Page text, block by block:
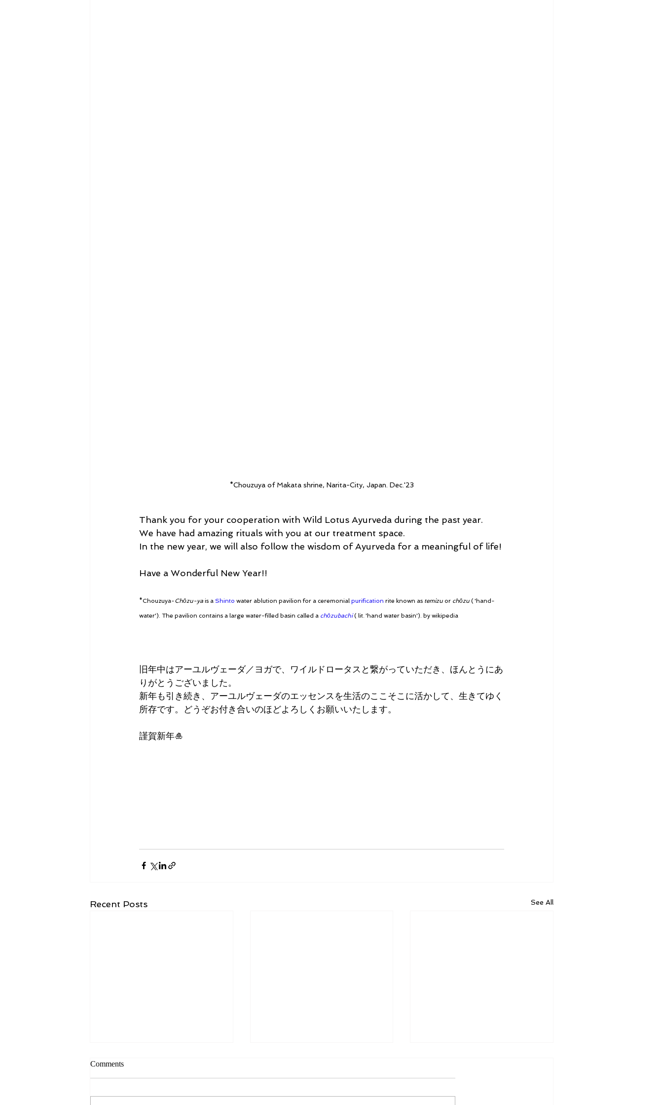
*Chouzuya of Makata shrine, Narita-City, Japan. Dec.'23
Thank you for your cooperation with Wild Lotus Ayurveda during the past year.
We have had amazing rituals with you at our treatment space.
In the new year, we will also follow the wisdom of Ayurveda for a meaningful of life!
Have a Wonderful New Year!!
*Chouzuya-Chōzu-ya is a Shinto water ablution pavilion for a ceremonial purification rite known as temizu or chōzu ( 'hand-
water'). The pavilion contains a large water-filled basin called a chōzubachi ( lit. 'hand water basin'). by wikipedia
旧年中はアーユルヴェーダ／ヨガで、ワイルドロータスと繋がっていただき、ほんとうにあ
りがとうございました。
新年も引き続き、アーユルヴェーダのエッセンスを生活のここそこに活かして、生きてゆく
所存です。どうぞお付き合いのほどよろしくお願いいたします。
謹賀新年🎍
Recent Posts See All
Comments